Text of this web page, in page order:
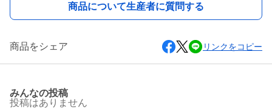
商品について生産者に質問する
商品をシェア リンクをコピー
みんなの投稿
投稿はありません